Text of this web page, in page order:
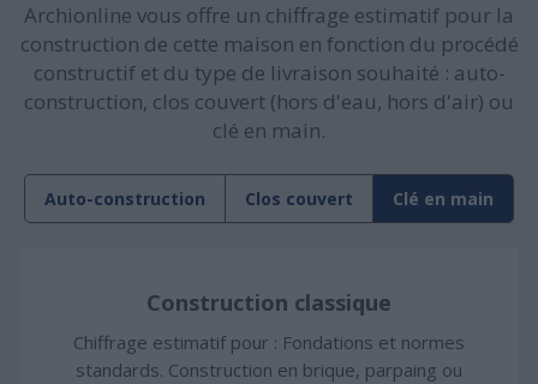
Archionline vous offre un chiffrage estimatif pour la
construction de cette maison en fonction du procédé
constructif et du type de livraison souhaité : auto-
construction, clos couvert (hors d'eau, hors d'air) ou
clé en main.
Auto-construction Clos couvert Clé en main
Construction classique
Chiffrage estimatif pour : Fondations et normes
standards. Construction en brique, parpaing ou